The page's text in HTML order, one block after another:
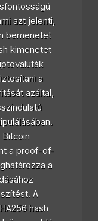
azt jelenti,
bemenetet
kimenetet
a
azáltal,
a proof-of-
a
A
hash